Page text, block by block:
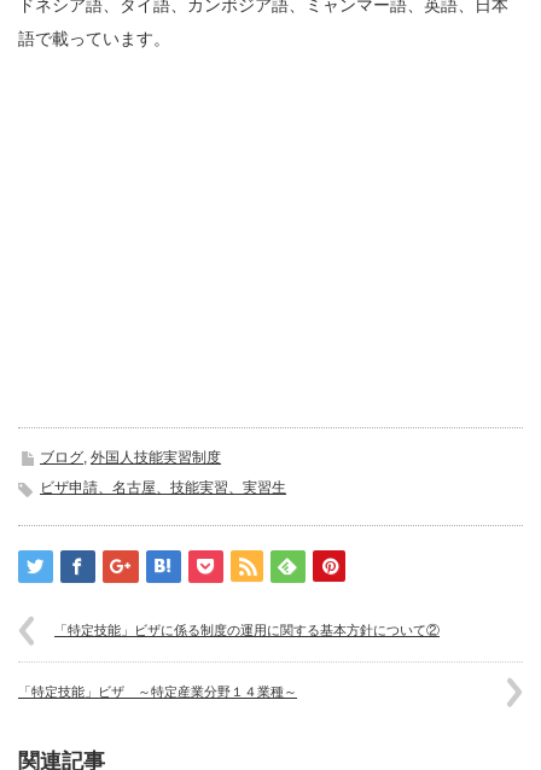
ドネシア語、タイ語、カンボジア語、ミャンマー語、英語、日本
語で載っています。
ブログ, 外国人技能実習制度
ビザ申請、名古屋、技能実習、実習生
「特定技能」ビザに係る制度の運用に関する基本方針について②
「特定技能」ビザ ～特定産業分野１４業種～
関連記事